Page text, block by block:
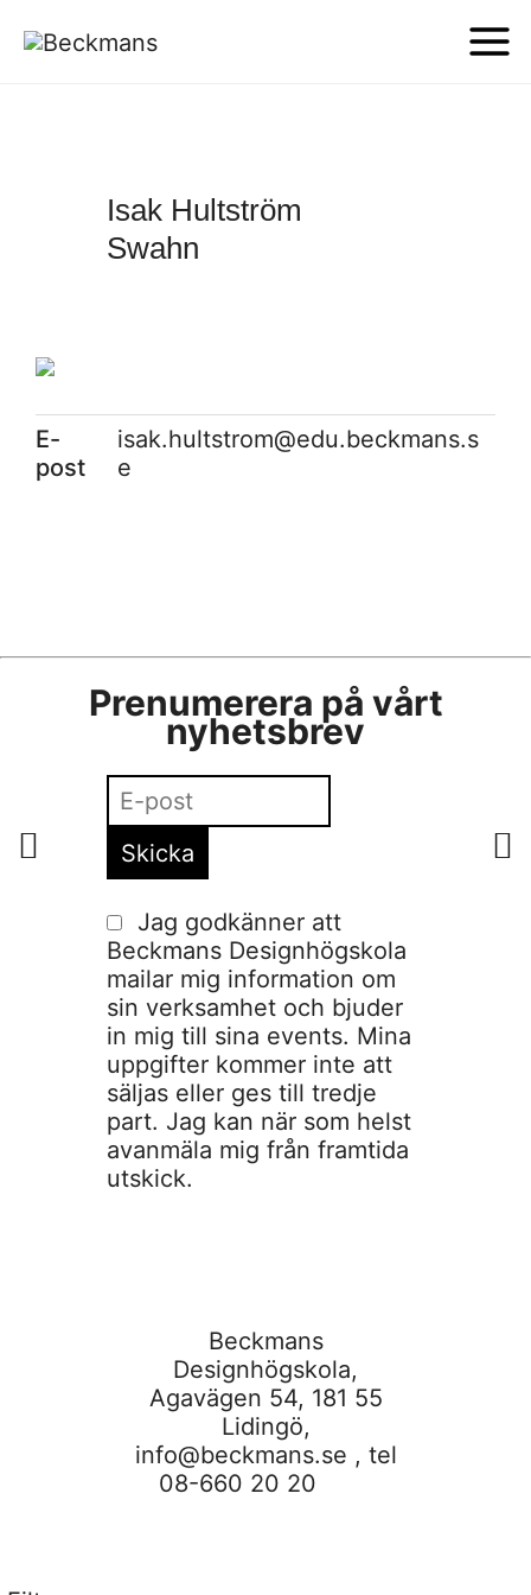
Isak Hultström
Swahn
E-
post
isak.hultstrom@edu.beckmans.s
e
Prenumerera på vårt
nyhetsbrev
Jag godkänner att
Beckmans Designhögskola
mailar mig information om
sin verksamhet och bjuder
in mig till sina events. Mina
uppgifter kommer inte att
säljas eller ges till tredje
part. Jag kan när som helst
avanmäla mig från framtida
utskick.
Beckmans
Designhögskola,
Agavägen 54, 181 55
Lidingö,
info@beckmans.se , tel
08-660 20 20